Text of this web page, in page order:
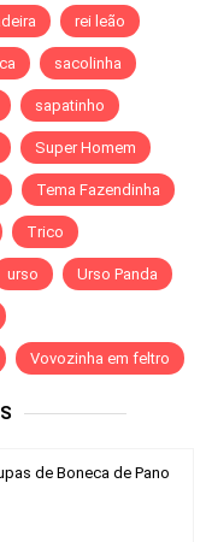
rei leão
sacolinha
sapatinho
Super Homem
Tema Fazendinha
Trico
urso Urso Panda
Vovozinha em feltro
de Boneca de Pano